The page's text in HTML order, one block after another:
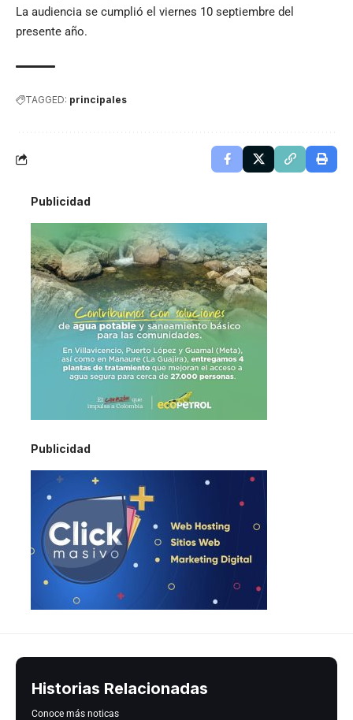
La audiencia se cumplió el viernes 10 septiembre del
presente año.
TAGGED: principales
Publicidad
Publicidad
Historias Relacionadas
Conoce más noticas